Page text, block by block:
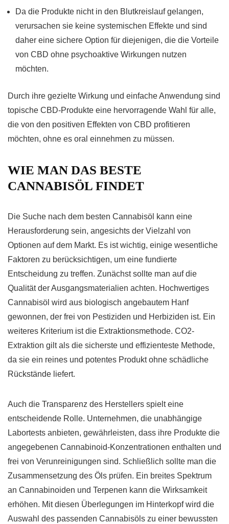
Da die Produkte nicht in den Blutkreislauf gelangen,
verursachen sie keine systemischen Effekte und sind
daher eine sichere Option für diejenigen, die die Vorteile
von CBD ohne psychoaktive Wirkungen nutzen
möchten.
Durch ihre gezielte Wirkung und einfache Anwendung sind
topische CBD-Produkte eine hervorragende Wahl für alle,
die von den positiven Effekten von CBD profitieren
möchten, ohne es oral einnehmen zu müssen.
WIE MAN DAS BESTE
CANNABISÖL FINDET
Die Suche nach dem besten Cannabisöl kann eine
Herausforderung sein, angesichts der Vielzahl von
Optionen auf dem Markt. Es ist wichtig, einige wesentliche
Faktoren zu berücksichtigen, um eine fundierte
Entscheidung zu treffen. Zunächst sollte man auf die
Qualität der Ausgangsmaterialien achten. Hochwertiges
Cannabisöl wird aus biologisch angebautem Hanf
gewonnen, der frei von Pestiziden und Herbiziden ist. Ein
weiteres Kriterium ist die Extraktionsmethode. CO2-
Extraktion gilt als die sicherste und effizienteste Methode,
da sie ein reines und potentes Produkt ohne schädliche
Rückstände liefert.
Auch die Transparenz des Herstellers spielt eine
entscheidende Rolle. Unternehmen, die unabhängige
Labortests anbieten, gewährleisten, dass ihre Produkte die
angegebenen Cannabinoid-Konzentrationen enthalten und
frei von Verunreinigungen sind. Schließlich sollte man die
Zusammensetzung des Öls prüfen. Ein breites Spektrum
an Cannabinoiden und Terpenen kann die Wirksamkeit
erhöhen. Mit diesen Überlegungen im Hinterkopf wird die
Auswahl des passenden Cannabisöls zu einer bewussten